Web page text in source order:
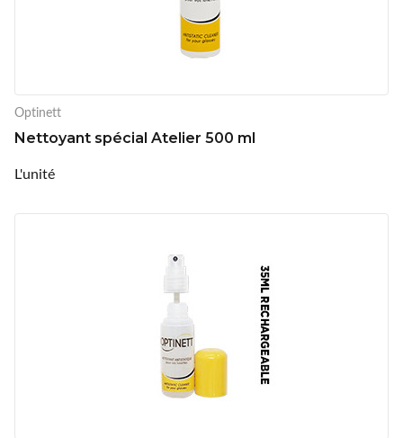
Optinett
Nettoyant spécial Atelier 500 ml
L'unité